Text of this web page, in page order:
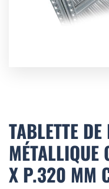
to
the
beginning
of
the
images
TABLETTE
MÉTALLIQUE
X P.320 MM